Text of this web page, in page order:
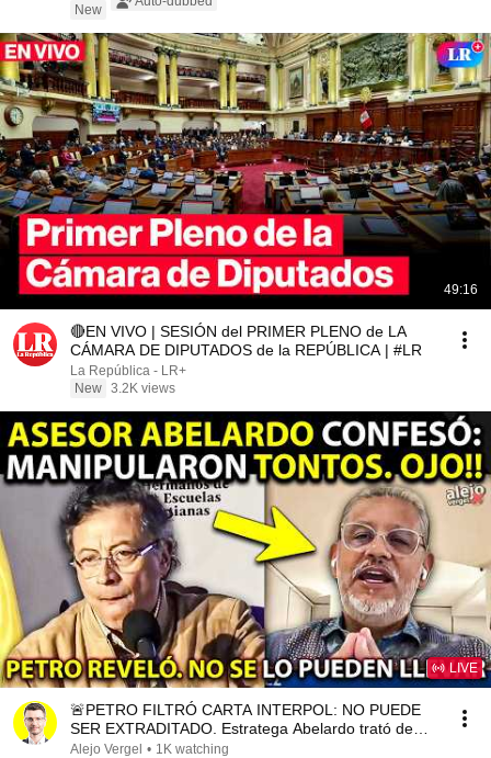
New
49:16
🔴EN VIVO | SESIÓN del PRIMER PLENO de LA
CÁMARA DE DIPUTADOS de la REPÚBLICA | #LR
La República - LR+
New 3.2K views
LIVE
🚨PETRO FILTRÓ CARTA INTERPOL: NO PUEDE
SER EXTRADITADO. Estratega Abelardo trató de
tontos votantes
Alejo Vergel • 1K watching